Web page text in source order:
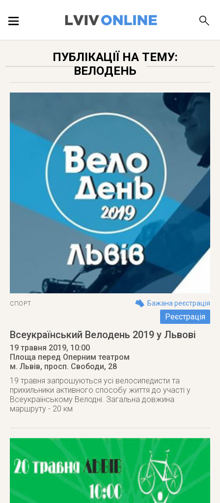
ПУБЛІКАЦІЇ
ПУБЛІКАЦІЇ НА ТЕМУ:
ВЕЛОДЕНЬ
СПОРТ Бажана реєстрація
Реєстрація
Всеукраїнський Велодень 2019 у Львові
19 травня 2019, 10:00
Площа перед Оперним театром
м. Львів, просп. Свободи, 28
19 травня запрошуються усі велосипедисти та
прихильники активного способу життя до участі у
Всеукраїнському Велодні. Загальна довжина
маршруту - 20 км